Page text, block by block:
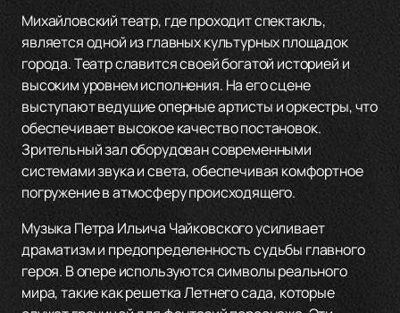
Михайловский театр, где проходит спектакль,
является одной из главных культурных площадок
города. Театр славится своей богатой историей и
высоким уровнем исполнения. На его сцене
выступают ведущие оперные артисты и оркестры, что
обеспечивает высокое качество постановок.
Зрительный зал оборудован современными
системами звука и света, обеспечивая комфортное
погружение в атмосферу происходящего.
Музыка Петра Ильича Чайковского усиливает
драматизм и предопределенность судьбы главного
героя. В опере используются символы реального
мира, такие как решетка Летнего сада, которые